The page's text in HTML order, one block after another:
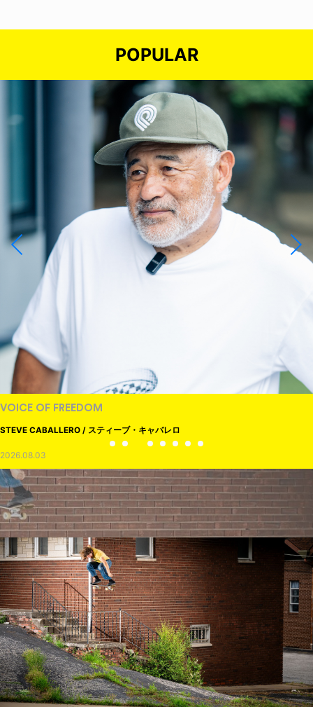
POPULAR
VOICE OF FREEDOM
STEVE CABALLERO / スティーブ・キャバレロ
2026.08.03